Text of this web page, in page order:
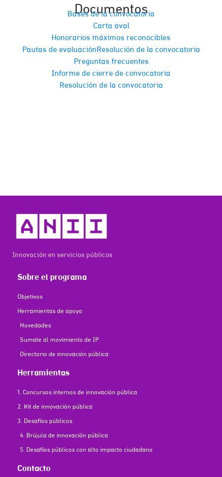
Documentos
Bases de la convocatoria
Carta aval
Honorarios máximos reconocibles
Pautas de evaluaciónResolución de la convocatoria
Preguntas frecuentes
Informe de cierre de convocatoria
Resolución de la convocatoria
Innovación en servicios públicos
Sobre el programa
Objetivos
Herramientas de apoyo
Novedades
Sumate al movimiento de IP
Directorio de innovación pública
Herramientas
1. Concursos internos de innovación pública
2. Kit de innovación pública
3. Desafíos públicos
4. Brújula de innovación pública
5. Desafíos públicos con alto impacto ciudadano
Contacto